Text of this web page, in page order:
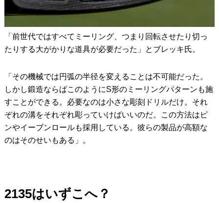
「前世代ではすべてミーリング、つまり回転させたり切っ
たりする大がかりな道具が必要だった」とブレッキ氏。
「その機械では円弧の半径を変えることは不可能だった。
しかし鍛造ならばこのようにS形のミーリングパターンも施
すことができる。必要なのは小さな彫刻ドリルだけ。それ
ぞれの溝をそれぞれ彫っていけばいいのだ。この方法はピ
ンやイーブンロールも採用している。彼らの製品が高額な
のはそのせいもある」。
2135はいずこへ？